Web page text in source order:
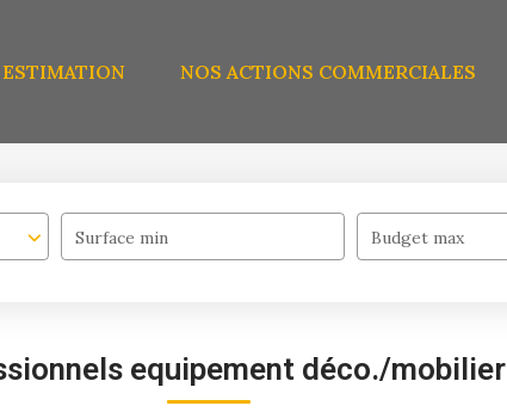
ESTIMATION NOS ACTIONS COMMERCIALES
Surface min Budget max
equipement déco./mobilier